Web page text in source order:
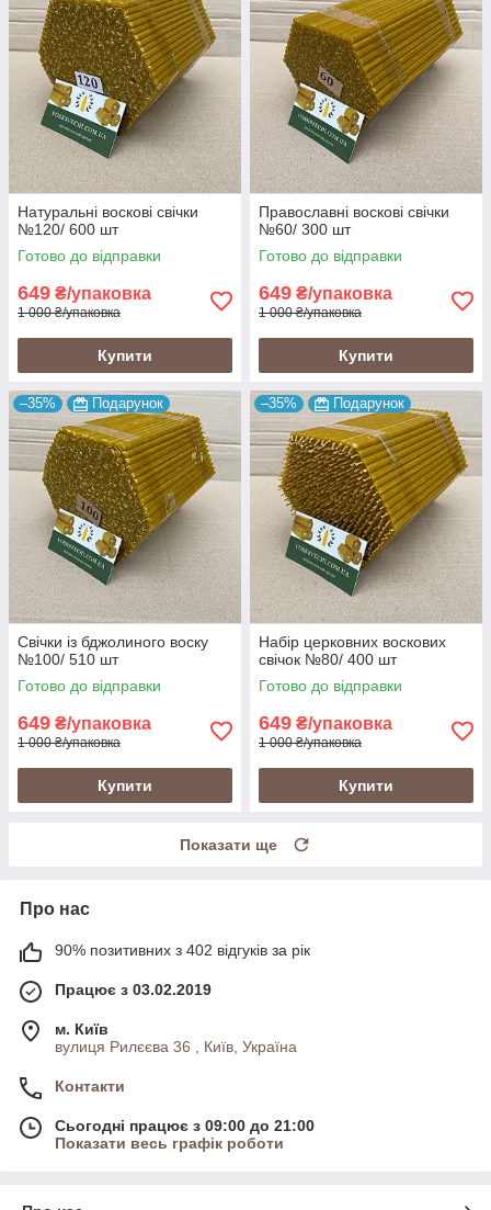
Натуральні воскові свічки
№120/ 600 шт
Готово до відправки
649 ₴/упаковка
1 000 ₴/упаковка
Купити
Православні воскові свічки
№60/ 300 шт
Готово до відправки
649 ₴/упаковка
1 000 ₴/упаковка
Купити
–35% Подарунок
Свічки із бджолиного воску
№100/ 510 шт
Готово до відправки
649 ₴/упаковка
1 000 ₴/упаковка
Купити
–35% Подарунок
Набір церковних воскових
свічок №80/ 400 шт
Готово до відправки
649 ₴/упаковка
1 000 ₴/упаковка
Купити
Показати ще
Про нас
90% позитивних з 402 відгуків за рік
Працює з 03.02.2019
м. Київ
вулиця Рилєєва 36 , Київ, Україна
Контакти
Сьогодні працює з 09:00 до 21:00
Показати весь графік роботи